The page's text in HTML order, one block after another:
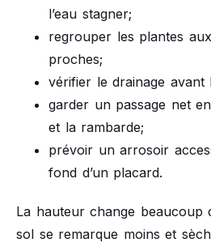
l’eau stagner;
regrouper les plantes
proches;
vérifier le drainage
garder un passage net
et la rambarde;
prévoir un arrosoir
fond d’un placard.
La hauteur change beaucoup
sol se remarque moins et